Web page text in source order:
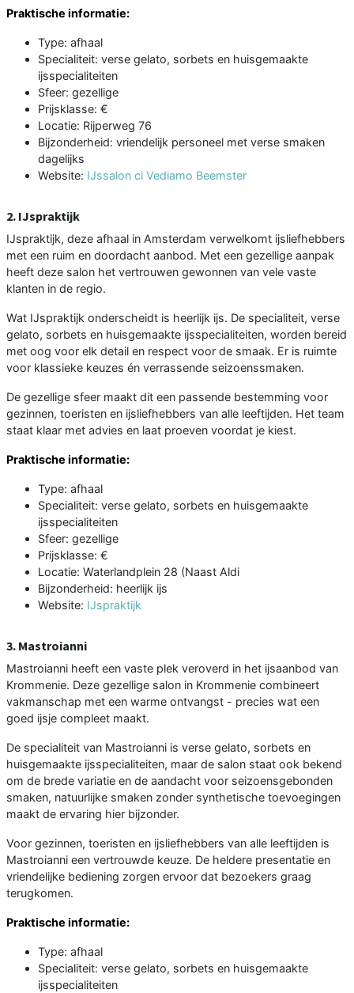
Praktische informatie:
Type: afhaal
Specialiteit: verse gelato, sorbets en huisgemaakte
ijsspecialiteiten
Sfeer: gezellige
Prijsklasse: €
Locatie: Rijperweg 76
Bijzonderheid: vriendelijk personeel met verse smaken
dagelijks
Website: IJssalon ci Vediamo Beemster
2. IJspraktijk
IJspraktijk, deze afhaal in Amsterdam verwelkomt ijsliefhebbers
met een ruim en doordacht aanbod. Met een gezellige aanpak
heeft deze salon het vertrouwen gewonnen van vele vaste
klanten in de regio.
Wat IJspraktijk onderscheidt is heerlijk ijs. De specialiteit, verse
gelato, sorbets en huisgemaakte ijsspecialiteiten, worden bereid
met oog voor elk detail en respect voor de smaak. Er is ruimte
voor klassieke keuzes én verrassende seizoenssmaken.
De gezellige sfeer maakt dit een passende bestemming voor
gezinnen, toeristen en ijsliefhebbers van alle leeftijden. Het team
staat klaar met advies en laat proeven voordat je kiest.
Praktische informatie:
Type: afhaal
Specialiteit: verse gelato, sorbets en huisgemaakte
ijsspecialiteiten
Sfeer: gezellige
Prijsklasse: €
Locatie: Waterlandplein 28 (Naast Aldi
Bijzonderheid: heerlijk ijs
Website: IJspraktijk
3. Mastroianni
Mastroianni heeft een vaste plek veroverd in het ijsaanbod van
Krommenie. Deze gezellige salon in Krommenie combineert
vakmanschap met een warme ontvangst - precies wat een
goed ijsje compleet maakt.
De specialiteit van Mastroianni is verse gelato, sorbets en
huisgemaakte ijsspecialiteiten, maar de salon staat ook bekend
om de brede variatie en de aandacht voor seizoensgebonden
smaken, natuurlijke smaken zonder synthetische toevoegingen
maakt de ervaring hier bijzonder.
Voor gezinnen, toeristen en ijsliefhebbers van alle leeftijden is
Mastroianni een vertrouwde keuze. De heldere presentatie en
vriendelijke bediening zorgen ervoor dat bezoekers graag
terugkomen.
Praktische informatie:
Type: afhaal
Specialiteit: verse gelato, sorbets en huisgemaakte
ijsspecialiteiten